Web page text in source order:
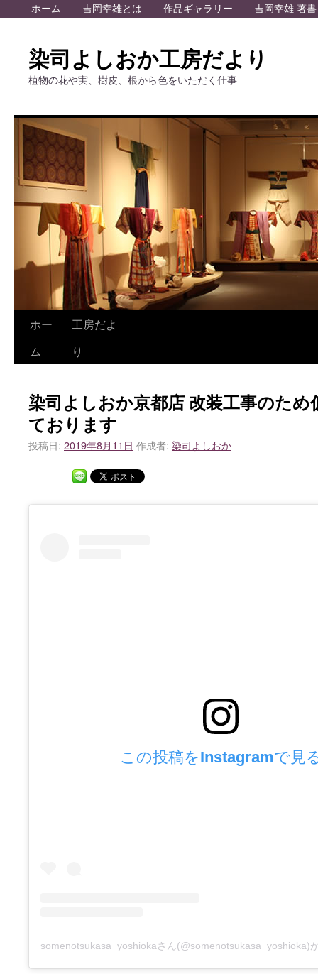
ホーム 吉岡幸雄とは 作品ギャラリー 吉岡幸雄 著書
染司よしおか工房だより
植物の花や実、樹皮、根から色をいただく仕事
ホー
ム
工房だよ
り
染司よしおか京都店 改装工事のため
ております
投稿日: 2019年8月11日 作成者: 染司よしおか
この投稿をInstagramで見